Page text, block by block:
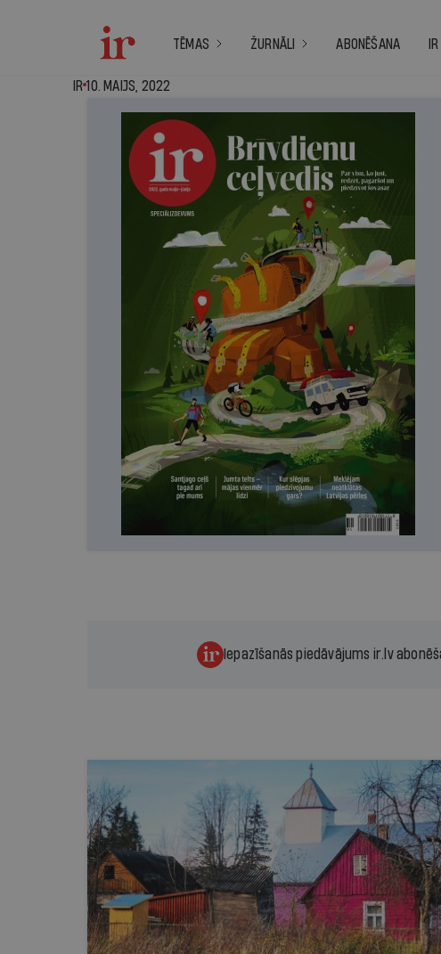
TĒMAS ŽURNĀLI ABONĒŠANA
IR - 10. maijs, 2022
IR 10. MAIJS, 2022
Iepazīšanās piedāvājums ir.lv